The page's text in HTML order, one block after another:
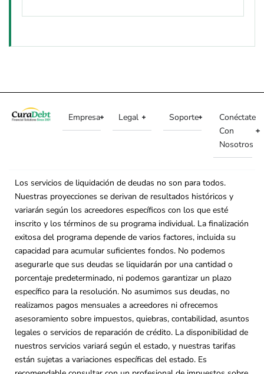
Empresa Legal Soporte
Conéctate
Con
Nosotros
Los servicios de liquidación de deudas no son para todos.
Nuestras proyecciones se derivan de resultados históricos y
variarán según los acreedores específicos con los que esté
inscrito y los términos de su programa individual. La finalización
exitosa del programa depende de varios factores, incluida su
capacidad para acumular suficientes fondos. No podemos
asegurarle que sus deudas se liquidarán por una cantidad o
porcentaje predeterminado, ni podemos garantizar un plazo
específico para la resolución. No asumimos sus deudas, no
realizamos pagos mensuales a acreedores ni ofrecemos
asesoramiento sobre impuestos, quiebras, contabilidad, asuntos
legales o servicios de reparación de crédito. La disponibilidad de
nuestros servicios variará según el estado, y nuestras tarifas
están sujetas a variaciones específicas del estado. Es